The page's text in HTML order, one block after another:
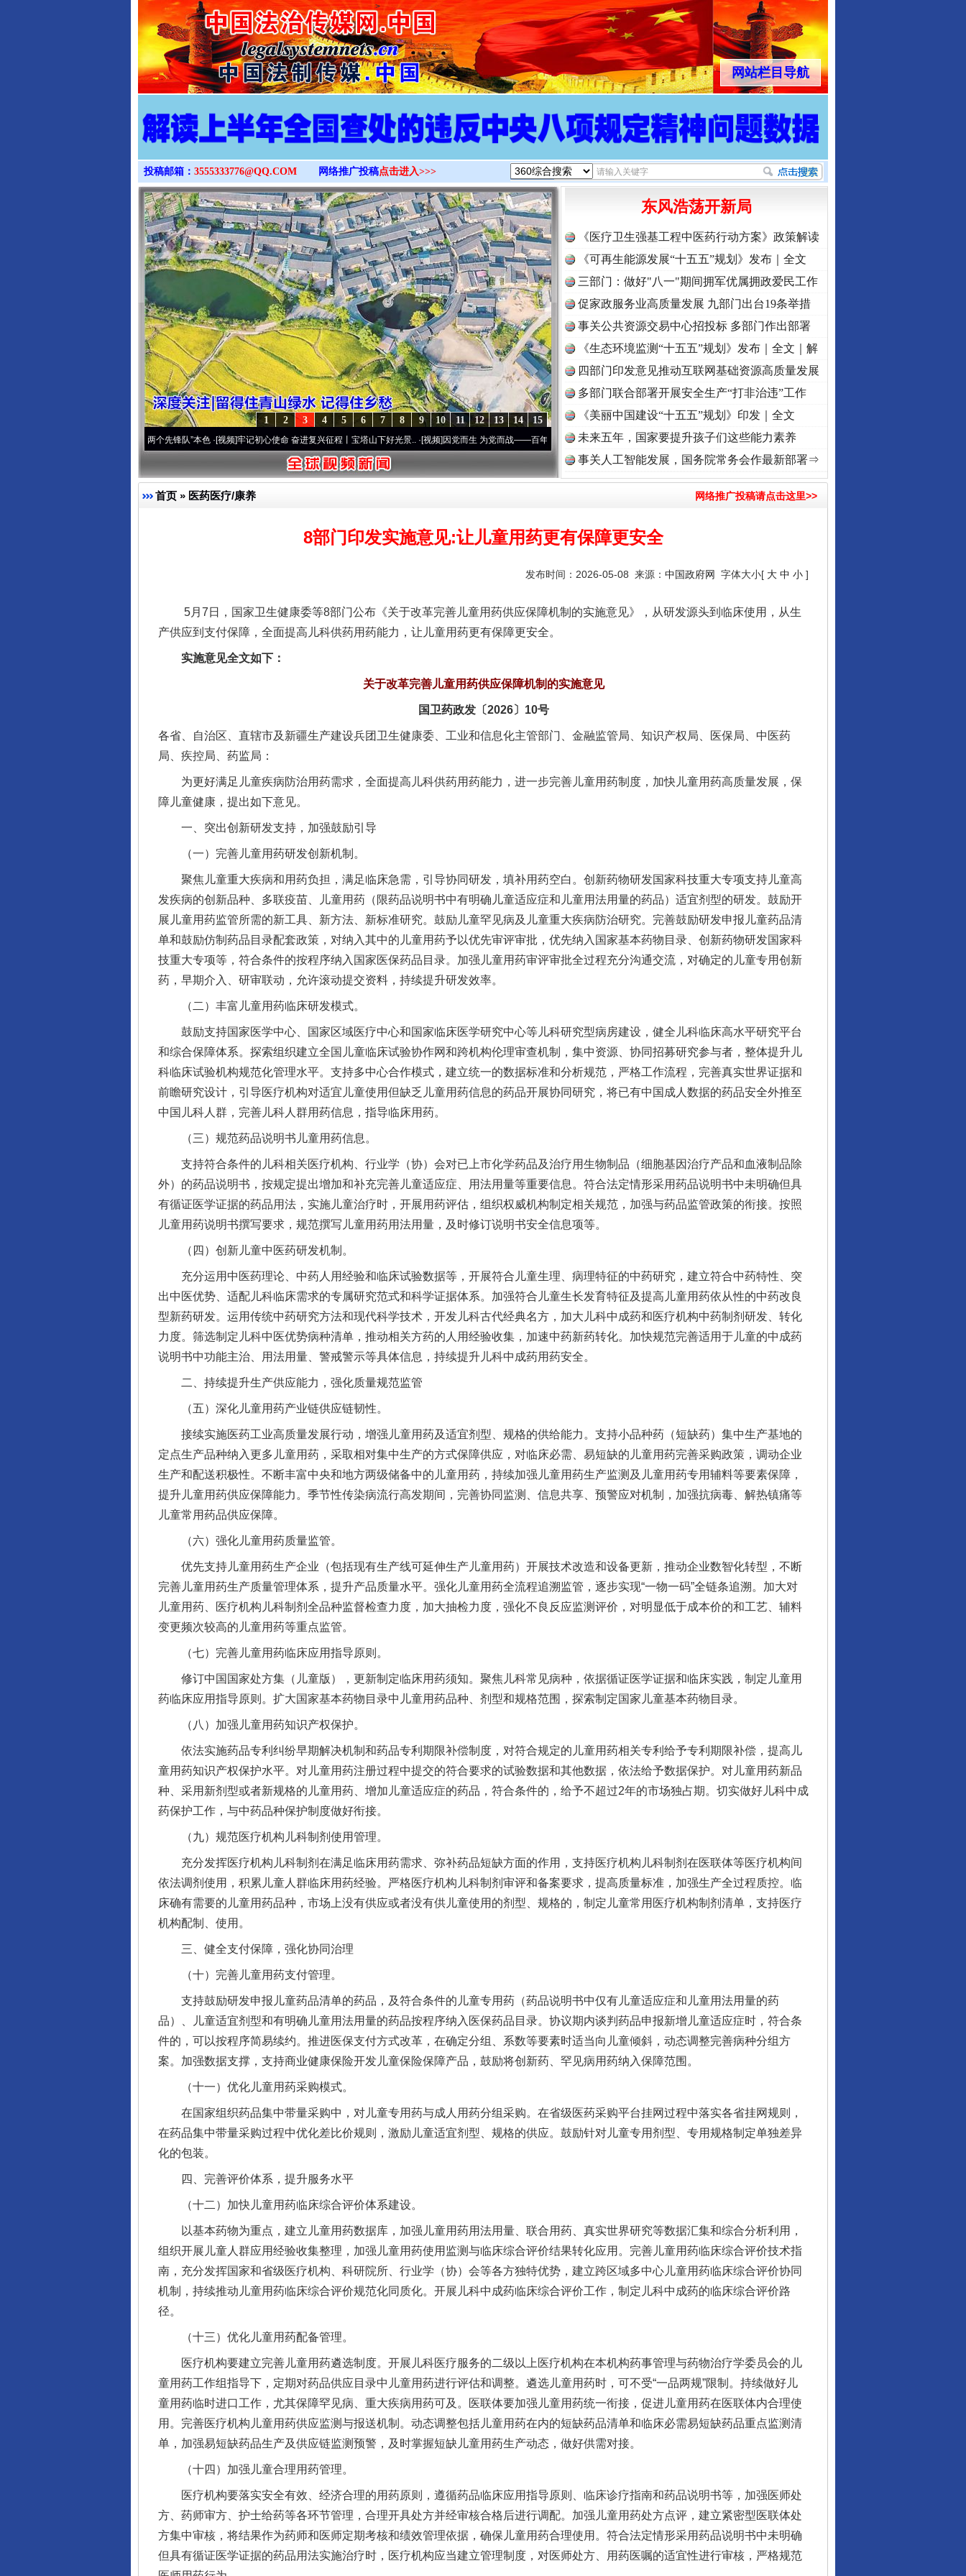
>
网站栏目导航
投稿邮箱： 3555333776@QQ.COM 网络推广投稿点击进入>>>
15
14
13
12
11
10
9
8
7
6
5
4
3
2
1
永葆“两个先锋队”本色·[视频]牢记初心使命 奋进复兴征程丨宝塔山下好光景..·[视频]因党而生 为党而战——百年“纪”事⑧加强纪律..·[视频]牢记初心使命 奋进复兴征程丨“转折之城”激荡..·[视频]
东风浩荡开新局
《医疗卫生强基工程中医药行动方案》政策解读
《可再生能源发展“十五五”规划》发布｜全文
三部门：做好"八一"期间拥军优属拥政爱民工作
促家政服务业高质量发展 九部门出台19条举措
事关公共资源交易中心招投标 多部门作出部署
《生态环境监测“十五五”规划》发布｜全文｜解
读
四部门印发意见推动互联网基础资源高质量发展
多部门联合部署开展安全生产“打非治违”工作
《美丽中国建设“十五五”规划》印发｜全文
未来五年，国家要提升孩子们这些能力素养
事关人工智能发展，国务院常务会作最新部署⇒
首页 » 医药医疗/康养 网络推广投稿请点击这里>>
8部门印发实施意见:让儿童用药更有保障更安全
发布时间：2026-05-08 来源： 中国政府网 字体大小[ 大 中 小 ]
5月7日，国家卫生健康委等8部门公布《关于改革完善儿童用药供应保障机制的实施意见》，从研发源头到临床使用，从生
产供应到支付保障，全面提高儿科供药用药能力，让儿童用药更有保障更安全。
实施意见全文如下：
关于改革完善儿童用药供应保障机制的实施意见
国卫药政发〔2026〕10号
各省、自治区、直辖市及新疆生产建设兵团卫生健康委、工业和信息化主管部门、金融监管局、知识产权局、医保局、中医药
局、疾控局、药监局：
为更好满足儿童疾病防治用药需求，全面提高儿科供药用药能力，进一步完善儿童用药制度，加快儿童用药高质量发展，保
障儿童健康，提出如下意见。
一、突出创新研发支持，加强鼓励引导
（一）完善儿童用药研发创新机制。
聚焦儿童重大疾病和用药负担，满足临床急需，引导协同研发，填补用药空白。创新药物研发国家科技重大专项支持儿童高
发疾病的创新品种、多联疫苗、儿童用药（限药品说明书中有明确儿童适应症和儿童用法用量的药品）适宜剂型的研发。鼓励开
展儿童用药监管所需的新工具、新方法、新标准研究。鼓励儿童罕见病及儿童重大疾病防治研究。完善鼓励研发申报儿童药品清
单和鼓励仿制药品目录配套政策，对纳入其中的儿童用药予以优先审评审批，优先纳入国家基本药物目录、创新药物研发国家科
技重大专项等，符合条件的按程序纳入国家医保药品目录。加强儿童用药审评审批全过程充分沟通交流，对确定的儿童专用创新
药，早期介入、研审联动，允许滚动提交资料，持续提升研发效率。
（二）丰富儿童用药临床研发模式。
鼓励支持国家医学中心、国家区域医疗中心和国家临床医学研究中心等儿科研究型病房建设，健全儿科临床高水平研究平台
和综合保障体系。探索组织建立全国儿童临床试验协作网和跨机构伦理审查机制，集中资源、协同招募研究参与者，整体提升儿
科临床试验机构规范化管理水平。支持多中心合作模式，建立统一的数据标准和分析规范，严格工作流程，完善真实世界证据和
前瞻研究设计，引导医疗机构对适宜儿童使用但缺乏儿童用药信息的药品开展协同研究，将已有中国成人数据的药品安全外推至
中国儿科人群，完善儿科人群用药信息，指导临床用药。
（三）规范药品说明书儿童用药信息。
支持符合条件的儿科相关医疗机构、行业学（协）会对已上市化学药品及治疗用生物制品（细胞基因治疗产品和血液制品除
外）的药品说明书，按规定提出增加和补充完善儿童适应症、用法用量等重要信息。符合法定情形采用药品说明书中未明确但具
有循证医学证据的药品用法，实施儿童治疗时，开展用药评估，组织权威机构制定相关规范，加强与药品监管政策的衔接。按照
儿童用药说明书撰写要求，规范撰写儿童用药用法用量，及时修订说明书安全信息项等。
（四）创新儿童中医药研发机制。
充分运用中医药理论、中药人用经验和临床试验数据等，开展符合儿童生理、病理特征的中药研究，建立符合中药特性、突
出中医优势、适配儿科临床需求的专属研究范式和科学证据体系。加强符合儿童生长发育特征及提高儿童用药依从性的中药改良
型新药研发。运用传统中药研究方法和现代科学技术，开发儿科古代经典名方，加大儿科中成药和医疗机构中药制剂研发、转化
力度。筛选制定儿科中医优势病种清单，推动相关方药的人用经验收集，加速中药新药转化。加快规范完善适用于儿童的中成药
说明书中功能主治、用法用量、警戒警示等具体信息，持续提升儿科中成药用药安全。
二、持续提升生产供应能力，强化质量规范监管
（五）深化儿童用药产业链供应链韧性。
接续实施医药工业高质量发展行动，增强儿童用药及适宜剂型、规格的供给能力。支持小品种药（短缺药）集中生产基地的
定点生产品种纳入更多儿童用药，采取相对集中生产的方式保障供应，对临床必需、易短缺的儿童用药完善采购政策，调动企业
生产和配送积极性。不断丰富中央和地方两级储备中的儿童用药，持续加强儿童用药生产监测及儿童用药专用辅料等要素保障，
提升儿童用药供应保障能力。季节性传染病流行高发期间，完善协同监测、信息共享、预警应对机制，加强抗病毒、解热镇痛等
儿童常用药品供应保障。
（六）强化儿童用药质量监管。
优先支持儿童用药生产企业（包括现有生产线可延伸生产儿童用药）开展技术改造和设备更新，推动企业数智化转型，不断
完善儿童用药生产质量管理体系，提升产品质量水平。强化儿童用药全流程追溯监管，逐步实现“一物一码”全链条追溯。加大对
儿童用药、医疗机构儿科制剂全品种监督检查力度，加大抽检力度，强化不良反应监测评价，对明显低于成本价的和工艺、辅料
变更频次较高的儿童用药等重点监管。
（七）完善儿童用药临床应用指导原则。
修订中国国家处方集（儿童版），更新制定临床用药须知。聚焦儿科常见病种，依据循证医学证据和临床实践，制定儿童用
药临床应用指导原则。扩大国家基本药物目录中儿童用药品种、剂型和规格范围，探索制定国家儿童基本药物目录。
（八）加强儿童用药知识产权保护。
依法实施药品专利纠纷早期解决机制和药品专利期限补偿制度，对符合规定的儿童用药相关专利给予专利期限补偿，提高儿
童用药知识产权保护水平。对儿童用药注册过程中提交的符合要求的试验数据和其他数据，依法给予数据保护。对儿童用药新品
种、采用新剂型或者新规格的儿童用药、增加儿童适应症的药品，符合条件的，给予不超过2年的市场独占期。切实做好儿科中成
药保护工作，与中药品种保护制度做好衔接。
（九）规范医疗机构儿科制剂使用管理。
充分发挥医疗机构儿科制剂在满足临床用药需求、弥补药品短缺方面的作用，支持医疗机构儿科制剂在医联体等医疗机构间
依法调剂使用，积累儿童人群临床用药经验。严格医疗机构儿科制剂审评和备案要求，提高质量标准，加强生产全过程质控。临
床确有需要的儿童用药品种，市场上没有供应或者没有供儿童使用的剂型、规格的，制定儿童常用医疗机构制剂清单，支持医疗
机构配制、使用。
三、健全支付保障，强化协同治理
（十）完善儿童用药支付管理。
支持鼓励研发申报儿童药品清单的药品，及符合条件的儿童专用药（药品说明书中仅有儿童适应症和儿童用法用量的药
品）、儿童适宜剂型和有明确儿童用法用量的药品按程序纳入医保药品目录。协议期内谈判药品申报新增儿童适应症时，符合条
件的，可以按程序简易续约。推进医保支付方式改革，在确定分组、系数等要素时适当向儿童倾斜，动态调整完善病种分组方
案。加强数据支撑，支持商业健康保险开发儿童保险保障产品，鼓励将创新药、罕见病用药纳入保障范围。
（十一）优化儿童用药采购模式。
在国家组织药品集中带量采购中，对儿童专用药与成人用药分组采购。在省级医药采购平台挂网过程中落实各省挂网规则，
在药品集中带量采购过程中优化差比价规则，激励儿童适宜剂型、规格的供应。鼓励针对儿童专用剂型、专用规格制定单独差异
化的包装。
四、完善评价体系，提升服务水平
（十二）加快儿童用药临床综合评价体系建设。
以基本药物为重点，建立儿童用药数据库，加强儿童用药用法用量、联合用药、真实世界研究等数据汇集和综合分析利用，
组织开展儿童人群应用经验收集整理，加强儿童用药使用监测与临床综合评价结果转化应用。完善儿童用药临床综合评价技术指
南，充分发挥国家和省级医疗机构、科研院所、行业学（协）会等各方独特优势，建立跨区域多中心儿童用药临床综合评价协同
机制，持续推动儿童用药临床综合评价规范化同质化。开展儿科中成药临床综合评价工作，制定儿科中成药的临床综合评价路
径。
（十三）优化儿童用药配备管理。
医疗机构要建立完善儿童用药遴选制度。开展儿科医疗服务的二级以上医疗机构在本机构药事管理与药物治疗学委员会的儿
童用药工作组指导下，定期对药品供应目录中儿童用药进行评估和调整。遴选儿童用药时，可不受“一品两规”限制。持续做好儿
童用药临时进口工作，尤其保障罕见病、重大疾病用药可及。医联体要加强儿童用药统一衔接，促进儿童用药在医联体内合理使
用。完善医疗机构儿童用药供应监测与报送机制。动态调整包括儿童用药在内的短缺药品清单和临床必需易短缺药品重点监测清
单，加强易短缺药品生产及供应链监测预警，及时掌握短缺儿童用药生产动态，做好供需对接。
（十四）加强儿童合理用药管理。
医疗机构要落实安全有效、经济合理的用药原则，遵循药品临床应用指导原则、临床诊疗指南和药品说明书等，加强医师处
方、药师审方、护士给药等各环节管理，合理开具处方并经审核合格后进行调配。加强儿童用药处方点评，建立紧密型医联体处
方集中审核，将结果作为药师和医师定期考核和绩效管理依据，确保儿童用药合理使用。符合法定情形采用药品说明书中未明确
但具有循证医学证据的药品用法实施治疗时，医疗机构应当建立管理制度，对医师处方、用药医嘱的适宜性进行审核，严格规范